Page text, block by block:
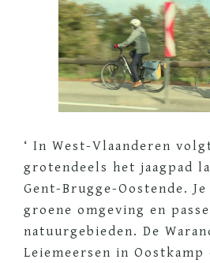
‘ In West-Vlaanderen
grotendeels het jaagpad
Gent-Brugge-Oostende.
groene omgeving en
natuurgebieden. De
Leiemeersen in Oostkamp